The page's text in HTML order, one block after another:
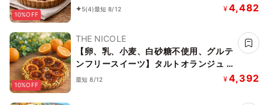
10%OFF
5号 15cm 《ヴィーガンスイーツ・ヴィ
5(4)最短 8/12 ¥4,482
10%OFF
THE NICOLE
【卵、乳、小麦、白砂糖不使用、グルテ
ンフリースイーツ】タルトオランジュ 5
号 15cm 《ヴィーガンスイーツ・ヴィ
最短 8/12 ¥4,392